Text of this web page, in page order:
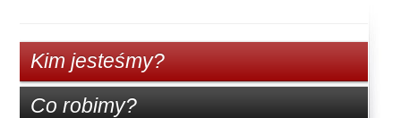
Kim jesteśmy?
Co robimy?